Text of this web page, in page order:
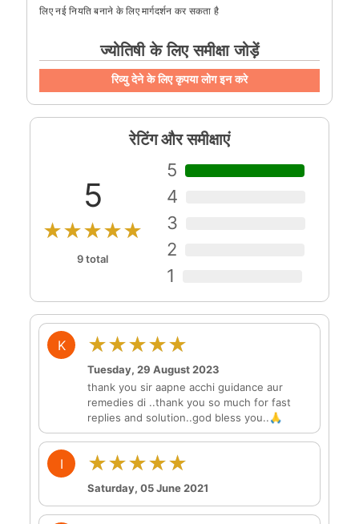
लिए नई नियति बनाने के लिए मार्गदर्शन कर सकता है
ज्योतिषी के लिए समीक्षा जोड़ें
रिव्यु देने के लिए कृपया लोग इन करे
रेटिंग और समीक्षाएं
5
★★★★★
9 total
5
4
3
2
1
K ★★★★★
Tuesday, 29 August 2023
thank you sir aapne acchi guidance aur
remedies di ..thank you so much for fast
replies and solution..god bless you..🙏
I ★★★★★
Saturday, 05 June 2021